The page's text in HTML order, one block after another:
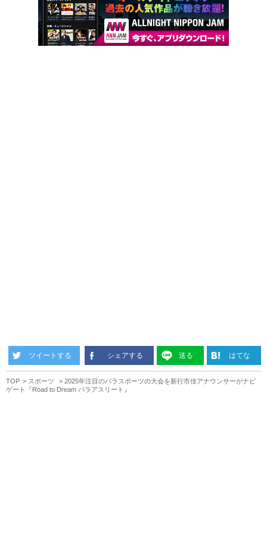
ツイートする シェアする 送る はてな
TOP スポーツ
2025年注目のパラスポーツの大会を新行市佳アナウンサーがナビ
ゲート『Road to Dream パラアスリート』